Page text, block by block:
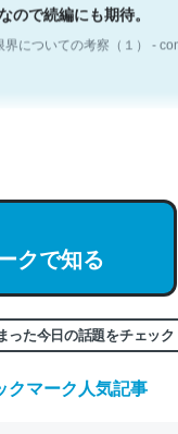
ので続編にも期待。
界についての考察（１） -
ないので貴重な良記事。
界についての考察（１） -
クで知る
った今日の話題をチェック
クマーク人気記事